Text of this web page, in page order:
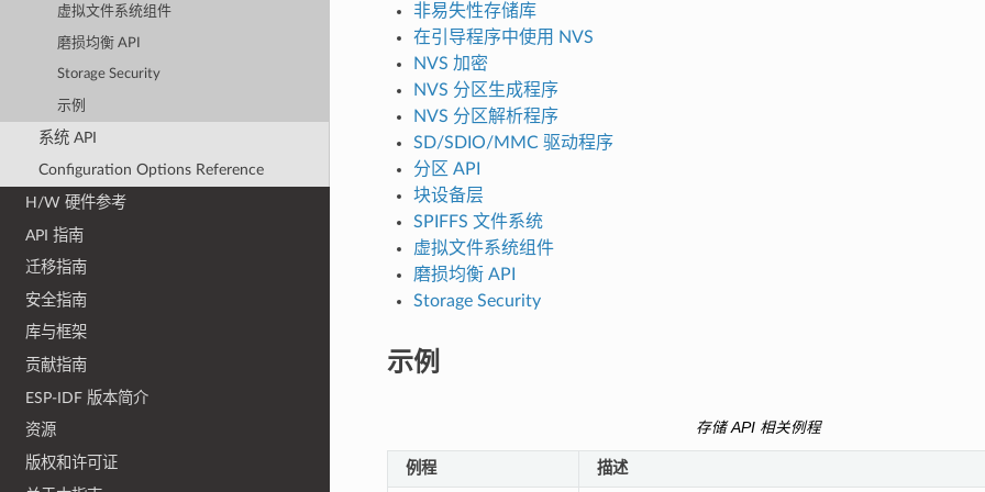
虚拟文件系统组件
磨损均衡 API
Storage Security
示例
系统 API
Configuration Options Reference
H/W 硬件参考
API 指南
迁移指南
安全指南
库与框架
贡献指南
ESP-IDF 版本简介
资源
版权和许可证
非易失性存储库
在引导程序中使用 NVS
NVS 加密
NVS 分区生成程序
NVS 分区解析程序
SD/SDIO/MMC 驱动程序
分区 API
块设备层
SPIFFS 文件系统
虚拟文件系统组件
磨损均衡 API
Storage Security
示例
存储 API 相关例程
例程 描述